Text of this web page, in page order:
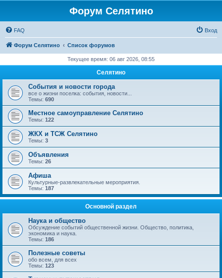
Форум Селятино
FAQ Вход
Форум Селятино Список форумов
Текущее время: 06 авг 2026, 08:55
Селятино
События и новости города
все о жизни поселка: события, новости...
Темы: 690
Местное самоуправление Селятино
Темы: 122
ЖКХ и ТСЖ Селятино
Темы: 3
Объявления
Темы: 26
Афиша
Культурные-развлекательные мероприятия.
Темы: 187
Основной раздел
Наука и общество
Обсуждение событий общественной жизни. Общество, политика,
экономика и наука.
Темы: 186
Полезные советы
обо всем, для всех
Темы: 123